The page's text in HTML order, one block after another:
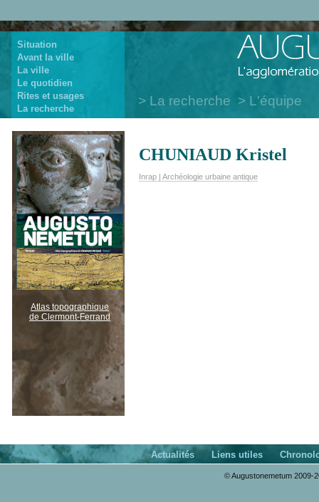
Situation
Avant la ville
La ville
Le quotidien
Rites et usages
La recherche
La recherche L'équipe
CHUNIAUD Kristel
Inrap | Archéologie urbaine antique
Atlas topographique
de Clermont-Ferrand
Actualités Liens utiles
© Augustonemetum 2009-